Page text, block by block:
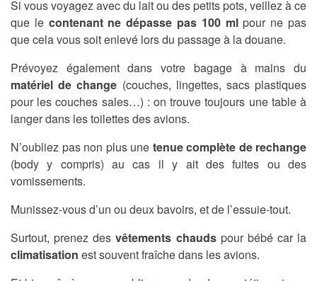
Si vous voyagez avec du lait ou des petits pots, veillez à ce
que le contenant ne dépasse pas 100 mlpour ne pas
que cela vous soit enlevé lors du passage à la douane.
Prévoyez également dans votre bagage à mains du
matériel de change (couches, lingettes, sacs plastiques
pour les couches sales…) : on trouve toujours une table à
langer dans les toilettes des avions.
N’oubliez pas non plus une tenue complète de rechange
(body y compris) au cas il y ait des fuites ou des
vomissements.
Munissez-vous d’un ou deux bavoirs, et de l’essuie-tout.
Surtout, prenez des vêtements chaudspour bébé car la
climatisation est souvent fraîche dans les avions.